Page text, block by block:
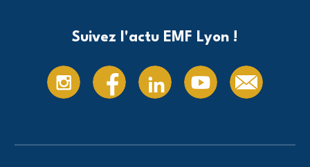
Suivez l'actu EMF Lyon !